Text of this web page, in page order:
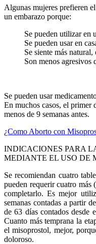
Algunas mujeres prefieren
un embarazo porque:
Se pueden utilizar en
Se pueden usar en
Se siente más
Son menos agresivos
Se pueden usar
En muchos casos, el primer
menos de 9 semanas antes.
¿Como Aborto con
INDICACIONES PARA
MEDIANTE EL USO DE
Se recomiendan cuatro
pueden requerir cuatro más
completarlo. Es mejor
semanas contadas a partir
de 63 días contados desde
Cuanto más temprana la
el misoprostol, mejor,
doloroso.